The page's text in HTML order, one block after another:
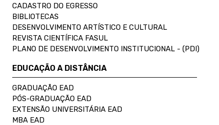
CADASTRO DO EGRESSO
BIBLIOTECAS
DESENVOLVIMENTO ARTÍSTICO E CULTURAL
REVISTA CIENTÍFICA FASUL
PLANO DE DESENVOLVIMENTO INSTITUCIONAL - (PDI)
EDUCAÇÃO A DISTÂNCIA
GRADUAÇÃO EAD
PÓS-GRADUAÇÃO EAD
EXTENSÃO UNIVERSITÁRIA EAD
MBA EAD